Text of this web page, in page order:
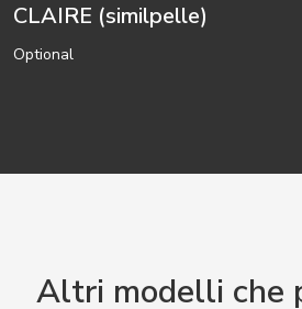
CLAIRE (similpelle)
Optional
Altri modelli che